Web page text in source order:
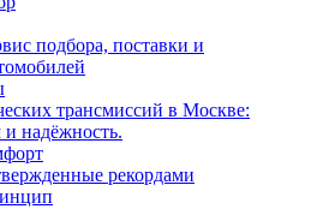
подбора, поставки и
трансмиссий в Москве:
надёжность.
рекордами